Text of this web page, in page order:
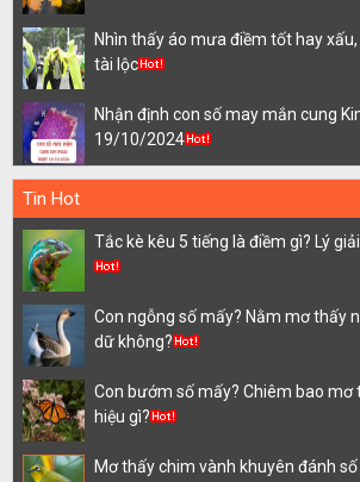
Nhìn thấy áo mưa điềm tốt hay
tài lộc
Nhận định con số may mắn cung
19/10/2024
Tin Hot
Tắc kè kêu 5 tiếng là điềm gì? Lý
Con ngỗng số mấy? Nằm mơ thấy
dữ không?
Con bướm số mấy? Chiêm bao mơ
hiệu gì?
Mơ thấy chim vành khuyên đánh